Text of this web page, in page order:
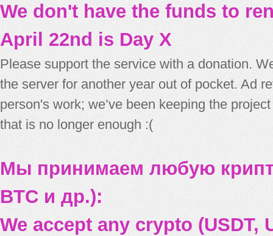
We don't have the funds to
April 22nd is Day X
Please support the service with a donation.
the server for another year out of pocket. Ad
person's work; we’ve been keeping the
that is no longer enough :(
Мы принимаем любую
BTC и др.):
We accept any crypto (USDT,